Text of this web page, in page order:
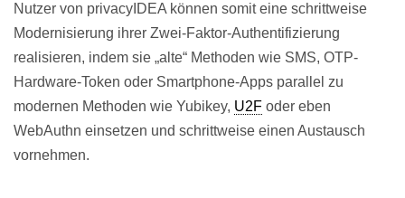
Nutzer von privacyIDEA können somit eine schrittweise
Modernisierung ihrer Zwei-Faktor-Authentifizierung
realisieren, indem sie „alte“ Methoden wie SMS, OTP-
Hardware-Token oder Smartphone-Apps parallel zu
modernen Methoden wie Yubikey, U2F oder eben
WebAuthn einsetzen und schrittweise einen Austausch
vornehmen.